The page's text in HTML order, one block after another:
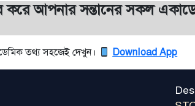
আপনার সন্তানের সকল
তথ্য সহজেই দেখুন। Download App